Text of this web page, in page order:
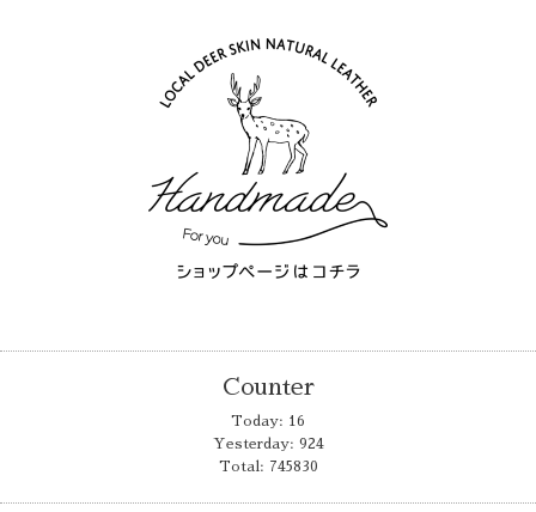
Counter
Today: 16
Yesterday: 924
Total: 745830